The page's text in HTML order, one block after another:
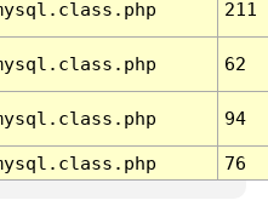
211
62
94
76